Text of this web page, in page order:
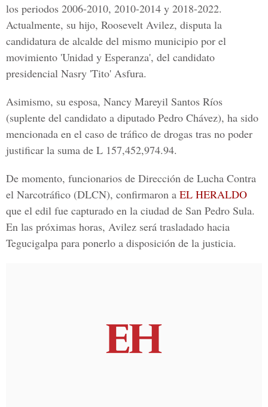
los periodos 2006-2010, 2010-2014 y 2018-2022.
Actualmente, su hijo, Roosevelt Avilez, disputa la
candidatura de alcalde del mismo municipio por el
movimiento 'Unidad y Esperanza', del candidato
presidencial Nasry 'Tito' Asfura.
Asimismo, su esposa, Nancy Mareyil Santos Ríos
(suplente del candidato a diputado Pedro Chávez), ha sido
mencionada en el caso de tráfico de drogas tras no poder
justificar la suma de L 157,452,974.94.
De momento, funcionarios de Dirección de Lucha Contra
el Narcotráfico (DLCN), confirmaron a EL HERALDO
que el edil fue capturado en la ciudad de San Pedro Sula.
En las próximas horas, Avilez será trasladado hacia
Tegucigalpa para ponerlo a disposición de la justicia.